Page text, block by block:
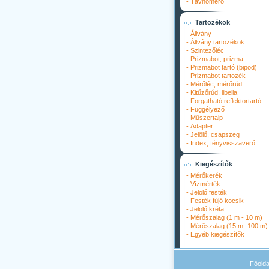
Tartozékok
- Állvány
- Állvány tartozékok
- Szintezőléc
- Prizmabot, prizma
- Prizmabot tartó (bipod)
- Prizmabot tartozék
- Mérőléc, mérőrúd
- Kitűzőrúd, libella
- Forgatható reflektortartó
- Függélyező
- Műszertalp
- Adapter
- Jelölő, csapszeg
- Index, fényvisszaverő
Kiegészítők
- Mérőkerék
- Vízmérték
- Jelölő festék
- Festék fújó kocsik
- Jelölő kréta
- Mérőszalag (1 m - 10 m)
- Mérőszalag (15 m -100 m)
- Egyéb kiegészítők